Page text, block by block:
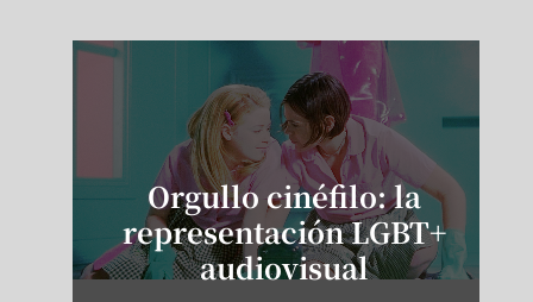
Orgullo cinéfilo: la
representación LGBT+
audiovisual